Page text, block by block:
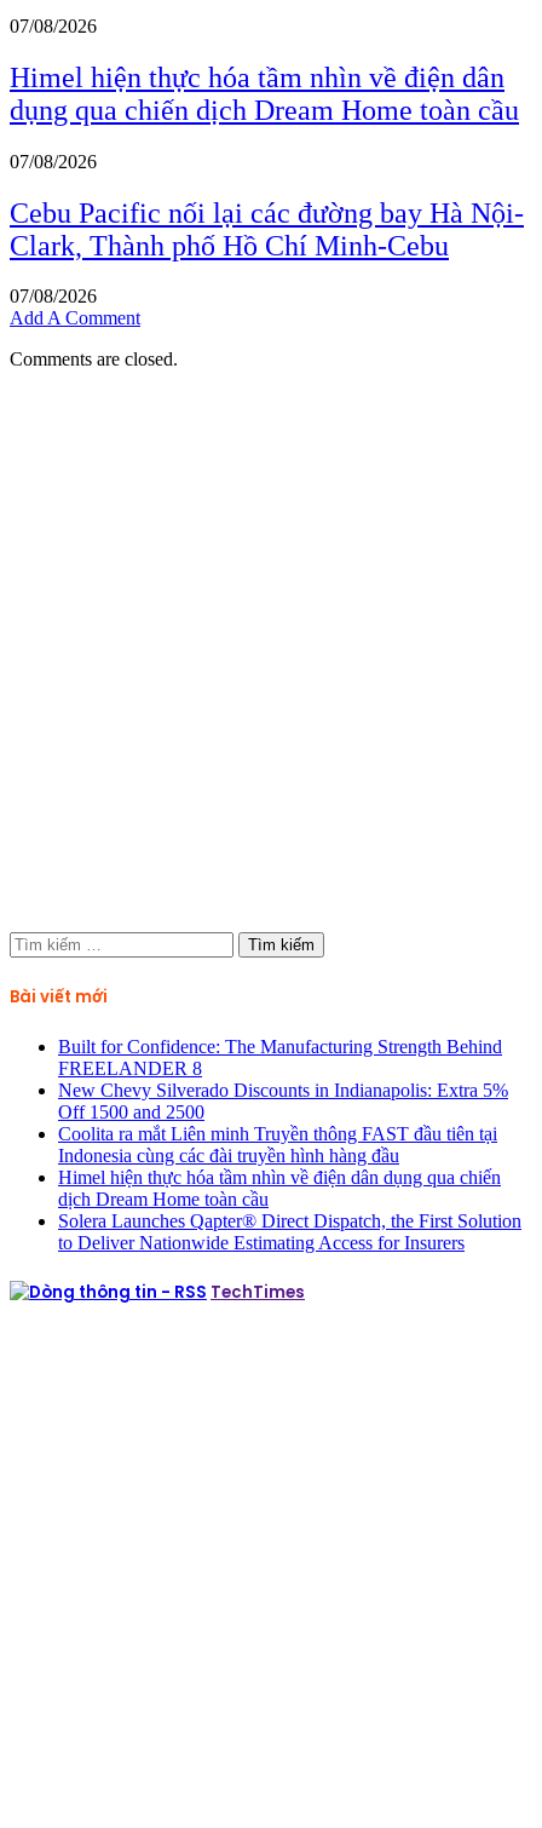
07/08/2026
Himel hiện thực hóa tầm nhìn về điện dân
dụng qua chiến dịch Dream Home toàn cầu
07/08/2026
Cebu Pacific nối lại các đường bay Hà Nội-
Clark, Thành phố Hồ Chí Minh-Cebu
07/08/2026
Add A Comment
Comments are closed.
Tìm
kiếm
cho:
Bài viết mới
Built for Confidence: The Manufacturing Strength Behind
FREELANDER 8
New Chevy Silverado Discounts in Indianapolis: Extra 5%
Off 1500 and 2500
Coolita ra mắt Liên minh Truyền thông FAST đầu tiên tại
Indonesia cùng các đài truyền hình hàng đầu
Himel hiện thực hóa tầm nhìn về điện dân dụng qua chiến
dịch Dream Home toàn cầu
Solera Launches Qapter® Direct Dispatch, the First Solution
to Deliver Nationwide Estimating Access for Insurers
TechTimes